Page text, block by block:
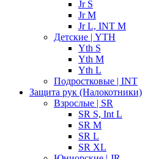
Jr S
Jr M
Jr L, INT M
Детские | YTH
Yth S
Yth M
Yth L
Подростковые | INT
Защита рук (Налокотники)
Взрослые | SR
SR S, Int L
SR M
SR L
SR XL